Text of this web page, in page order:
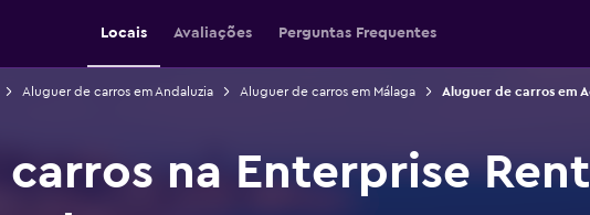
Locais Avaliações Perguntas Frequentes
Aluguer de carros em Andaluzia Aluguer de carros em Málaga Aluguer de carros em
na Enterprise